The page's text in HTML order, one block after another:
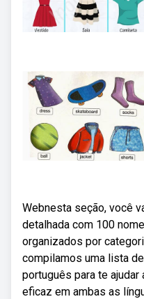
Webnesta seção, você
detalhada com 100
organizados por
compilamos uma lista
português para te
eficaz em ambas as